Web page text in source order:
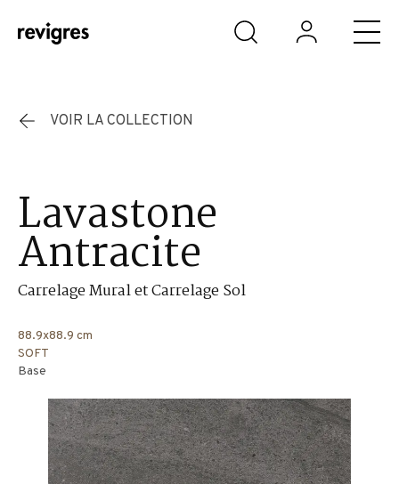
Aller au contenu principal
VOIR LA COLLECTION
Lavastone
Antracite
Carrelage Mural et Carrelage Sol
88.9x88.9 cm
SOFT
Base